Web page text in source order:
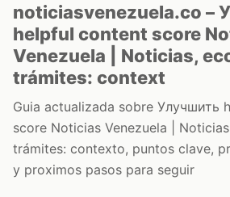
noticiasvenezuela.co –
helpful content score
Venezuela | Noticias,
trámites: context
Guia actualizada sobre Улучшить
score Noticias Venezuela |
trámites: contexto, puntos clave,
y proximos pasos para seguir